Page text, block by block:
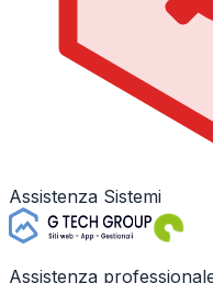
Assistenza Sistemi
Assistenza